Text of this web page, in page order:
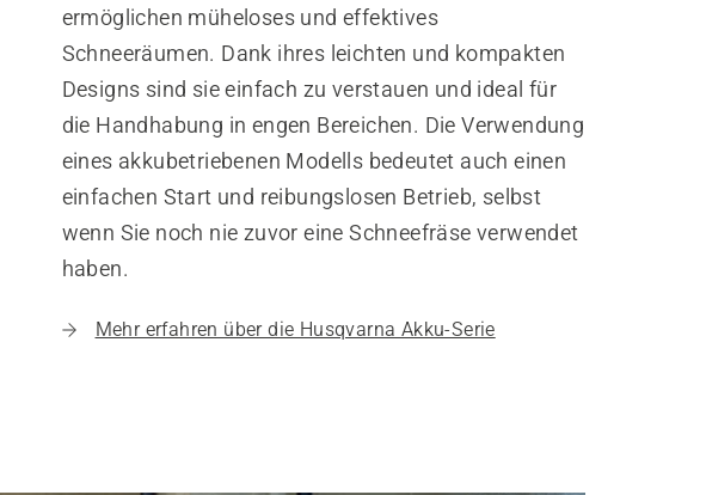
ermöglichen müheloses und effektives
Schneeräumen. Dank ihres leichten und kompakten
Designs sind sie einfach zu verstauen und ideal für
die Handhabung in engen Bereichen. Die Verwendung
eines akkubetriebenen Modells bedeutet auch einen
einfachen Start und reibungslosen Betrieb, selbst
wenn Sie noch nie zuvor eine Schneefräse verwendet
haben.
Mehr erfahren über die Husqvarna Akku-Serie